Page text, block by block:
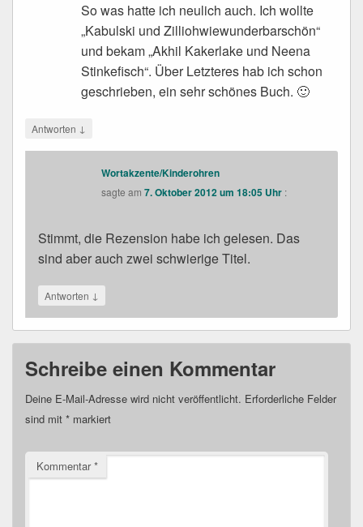
So was hatte ich neulich auch. Ich wollte
„Kabulski und Zilliohwiewunderbarschön“
und bekam „Akhil Kakerlake und Neena
Stinkefisch“. Über Letzteres hab ich schon
geschrieben, ein sehr schönes Buch. 🙂
Antworten ↓
Wortakzente/Kinderohren
sagte am7. Oktober 2012 um 18:05 Uhr :
Stimmt, die Rezension habe ich gelesen. Das
sind aber auch zwei schwierige Titel.
Antworten ↓
Schreibe einen Kommentar
Deine E-Mail-Adresse wird nicht veröffentlicht. Erforderliche Felder
sind mit * markiert
Kommentar*